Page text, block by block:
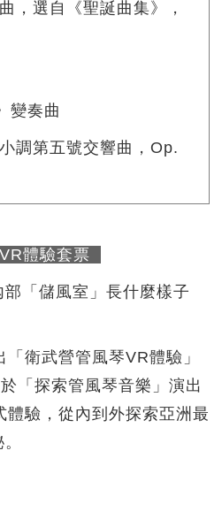
，選自《聖誕曲集》，
變奏曲
調第五號交響曲，Op.
體驗套票
「儲風室」長什麼樣子
衛武營管風琴VR體驗」
「探索管風琴音樂」演出
體驗，從內到外探索亞洲最